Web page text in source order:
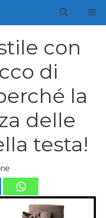
con
di
la
delle
testa!